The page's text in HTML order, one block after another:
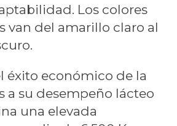
Los colores
van del amarillo claro al
éxito económico de la
a su desempeño lácteo
una elevada